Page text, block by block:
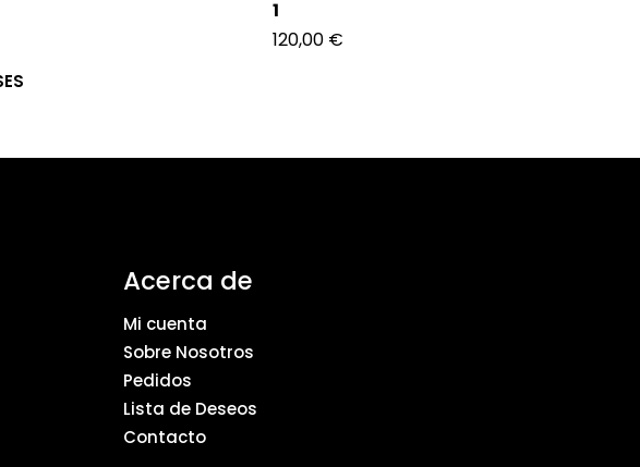
1
120,00 €
Acerca de
Mi cuenta
Sobre Nosotros
Pedidos
Lista de Deseos
Contacto